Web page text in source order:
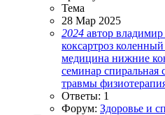
Тема
28 Мар 2025
2024 автор владимир
коксартроз коленный
медицина нижние
семинар спиральная
травмы
Ответы: 1
Форум: Здоровье и